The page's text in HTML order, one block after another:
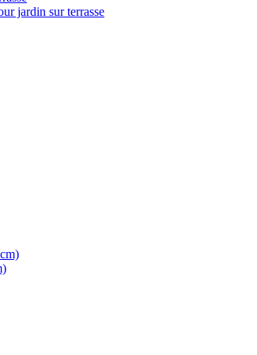
jardin sur terrasse